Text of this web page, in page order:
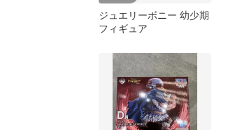
ジュエリーボニー 幼少期
フィギュア